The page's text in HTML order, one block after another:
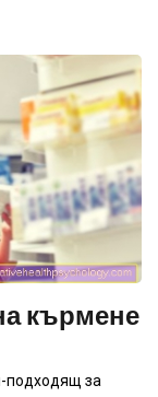
кърмене
подходящ за